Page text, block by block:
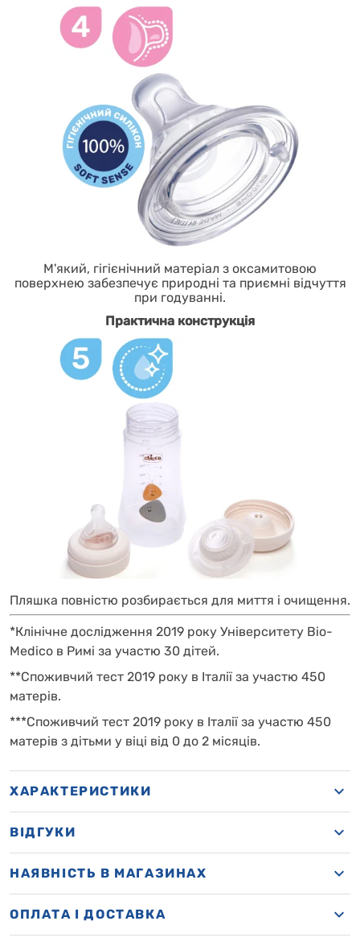
М'який, гігієнічний матеріал з оксамитовою
поверхнею забезпечує природні та приємні відчуття
при годуванні.
Практична конструкція
Пляшка повністю розбирається для миття і очищення.
*Клінічне дослідження 2019 року Університету Bio-
Medico в Римі за участю 30 дітей.
**Споживчий тест 2019 року в Італії за участю 450
матерів.
***Споживчий тест 2019 року в Італії за участю 450
матерів з дітьми у віці від 0 до 2 місяців.
ХАРАКТЕРИСТИКИ
ВІДГУКИ
НАЯВНІСТЬ В МАГАЗИНАХ
OПЛАТА І ДОСТАВКА